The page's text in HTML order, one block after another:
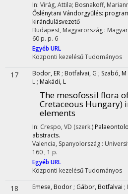
In: Virág, Attila; Bosnakoff,
Őslénytani Vándorgyűlés:
kirándulásvezető
Budapest, Magyarország :
60 p. p. 6
Egyéb URL
Központi kezelésűTudományos
17 Bodor, ER ; Botfalvai, G ; Szabó, M
L ; Makádi, L
The mesofossil flora
Cretaceous
elements
In: Crespo, VD (szerk.)
abstracts.
Valencia, Spanyolország :
160 , 1 p.
Egyéb URL
Központi kezelésűTudományos
18 Emese, Bodor ; Gábor, Botfalvai ;